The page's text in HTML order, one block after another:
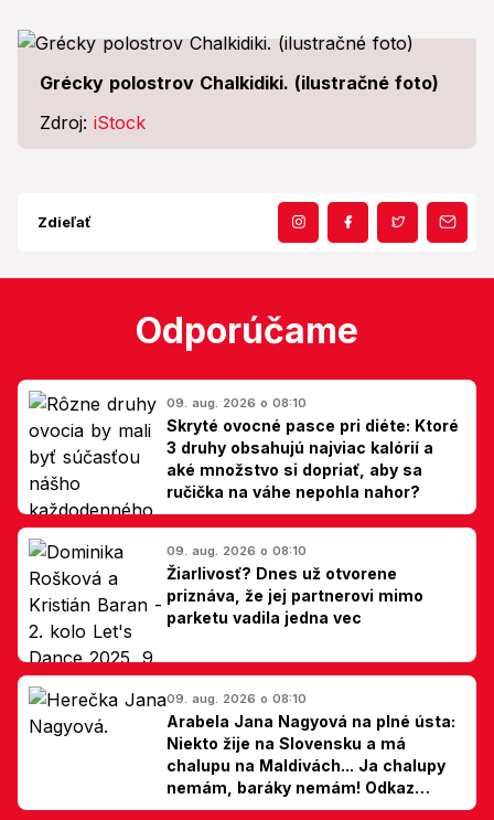
Grécky polostrov Chalkidiki. (ilustračné foto)
Zdroj: iStock
Zdieľať
Odporúčame
09. aug. 2026 o 08:10
Skryté ovocné pasce pri diéte: Ktoré
3 druhy obsahujú najviac kalórií a
aké množstvo si dopriať, aby sa
ručička na váhe nepohla nahor?
09. aug. 2026 o 08:10
Žiarlivosť? Dnes už otvorene
priznáva, že jej partnerovi mimo
parketu vadila jedna vec
09. aug. 2026 o 08:10
Arabela Jana Nagyová na plné ústa:
Niekto žije na Slovensku a má
chalupu na Maldivách... Ja chalupy
nemám, baráky nemám! Odkaz
Slovákom